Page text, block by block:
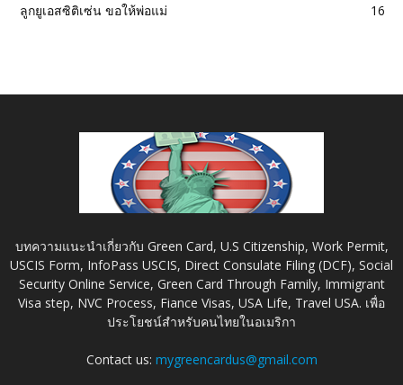
ลูกยูเอสซิติเซ่น ขอให้พ่อแม่
16
บทความแนะนำเกี่ยวกับ Green Card, U.S Citizenship, Work Permit,
USCIS Form, InfoPass USCIS, Direct Consulate Filing (DCF), Social
Security Online Service, Green Card Through Family, Immigrant
Visa step, NVC Process, Fiance Visas, USA Life, Travel USA. เพื่อ
ประโยชน์สำหรับคนไทยในอเมริกา
Contact us: mygreencardus@gmail.com